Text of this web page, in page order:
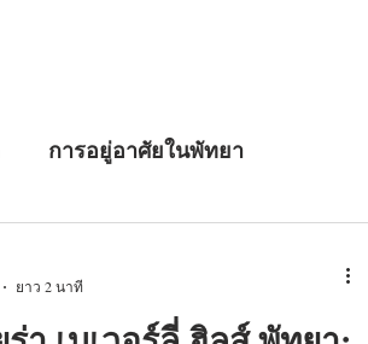
การอยู่อาศัยในพัทยา
ยาว 2 นาที